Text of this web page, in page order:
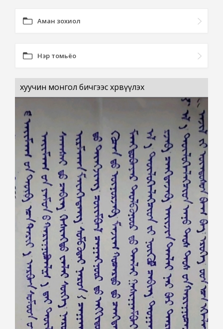
Аман зохиол
Нэр томьёо
хуучин монгол бичгээс хөрвүүлэх